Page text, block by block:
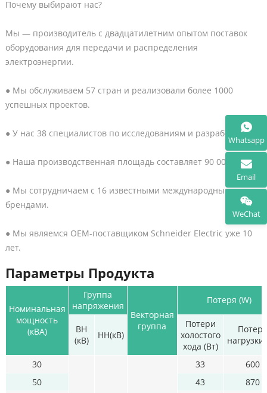
Почему выбирают нас?
Мы — производитель с двадцатилетним опытом поставок
оборудования для передачи и распределения
электроэнергии.
● Мы обслуживаем 57 стран и реализовали более 1000
успешных проектов.
● У нас 38 специалистов по исследованиям и разработкам.
● Наша производственная площадь составляет 90 000 м².
● Мы сотрудничаем с 16 известными международными
брендами.
● Мы являемся OEM-поставщиком Schneider Electric уже 10
лет.
Параметры Продукта
Номинальная
мощность
(кВА)
Группа
напряжения
Векторная
группа
Потеря (W)
ВН
(кВ)
НН(кВ)
Потери
холостого
хода (Вт)
Потеря
30 33
600
50
43
870
Whatsapp
Email
WeChat